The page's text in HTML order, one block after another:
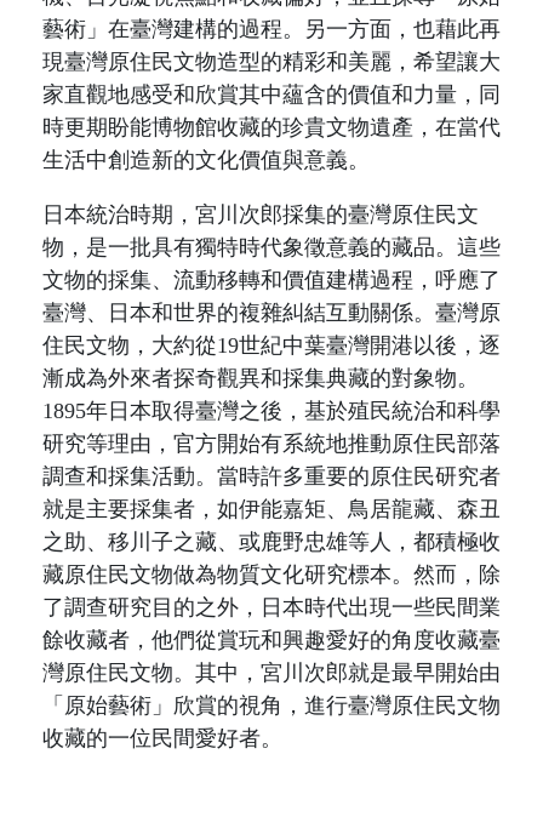
藝術」在臺灣建構的過程。另一方面，也藉此再
現臺灣原住民文物造型的精彩和美麗， 希望讓大
家直觀地感受和欣賞其中蘊含的價值和力量，同
時更期盼能博物館收藏的珍貴文物遺產，在當代
生活中創造新的文化價值與意義。
日本統治時期，宮川次郎採集的臺灣原住民文
物，是一批具有獨特時代象徵意義的藏品。這些
文物的採集、流動移轉和價值建構過程 ，呼應了
臺灣、日本和世界的複雜糾結互動關係。臺灣原
住民文物，大約從19世紀中葉臺灣開港以後，逐
漸成為外來者探奇觀異和採集典藏的對象物。
1895年日本取得臺灣之後，基於殖民統治和科學
研究等理由，官方開始有系統地推動原住民部落
調查和採集活動。當時許多重要的原住民研究者
就是主要採集者，如伊能嘉矩、鳥居龍藏、森丑
之助、移川子之藏、或鹿野忠雄等人，都積極收
藏原住民文物做為物質文化研究標本。然而，除
了調查研究目的之外，日本時代出現一些民間業
餘收藏者，他們從賞玩和興趣愛好的角度收藏臺
灣原住民文物。其中，宮川次郎就是最早開始由
「原始藝術」欣賞的視角，進行臺灣原住民文物
收藏的一位民間愛好者。